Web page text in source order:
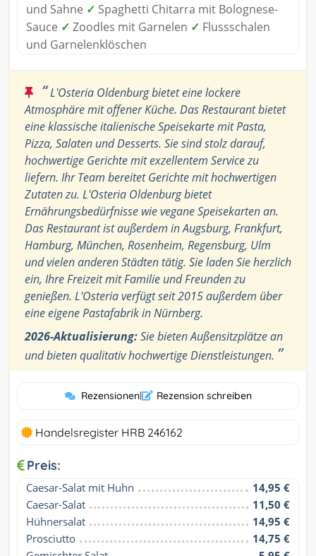
und Sahne ✓ Spaghetti Chitarra mit Bolognese-
Sauce ✓ Zoodles mit Garnelen ✓ Flussschalen
und Garnelenklöschen
“L'Osteria Oldenburg bietet eine lockere
Atmosphäre mit offener Küche. Das Restaurant bietet
eine klassische italienische Speisekarte mit Pasta,
Pizza, Salaten und Desserts. Sie sind stolz darauf,
hochwertige Gerichte mit exzellentem Service zu
liefern. Ihr Team bereitet Gerichte mit hochwertigen
Zutaten zu. L'Osteria Oldenburg bietet
Ernährungsbedürfnisse wie vegane Speisekarten an.
Das Restaurant ist außerdem in Augsburg, Frankfurt,
Hamburg, München, Rosenheim, Regensburg, Ulm
und vielen anderen Städten tätig. Sie laden Sie herzlich
ein, Ihre Freizeit mit Familie und Freunden zu
genießen. L'Osteria verfügt seit 2015 außerdem über
eine eigene Pastafabrik in Nürnberg.
2026-Aktualisierung:Sie bieten Außensitzplätze an
und bieten qualitativ hochwertige Dienstleistungen. ”
Rezensionen| Rezension schreiben
Handelsregister HRB 246162
Preis:
Caesar-Salat mit Huhn
14,95 €
Caesar-Salat
11,50 €
Hühnersalat
14,95 €
Prosciutto
14,75 €